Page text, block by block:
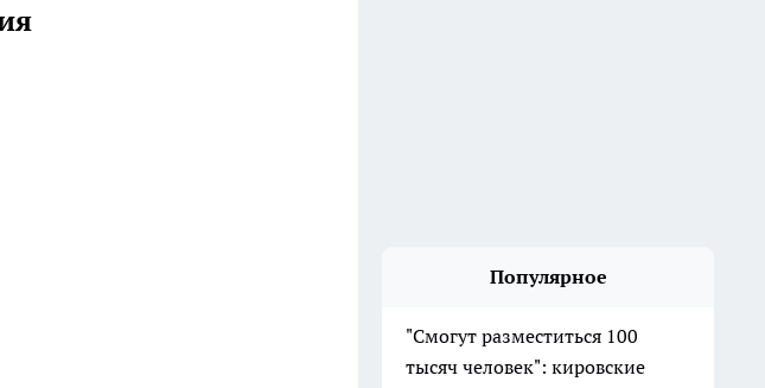
Популярное
"Смогут разместиться 100
тысяч человек": кировские